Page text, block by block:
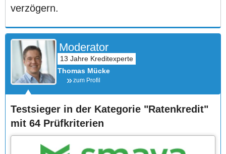
verzögern.
Moderator
Thomas Mücke
zum Profil
Testsieger in der Kategorie "Ratenkredit"
mit 64 Prüfkriterien